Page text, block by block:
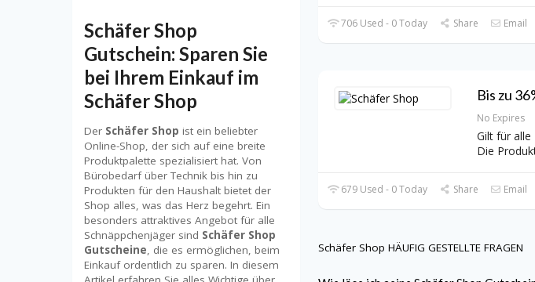
706 Used - 0 Today Share Email
Bis zu
No Expires
Gilt für alle
Die
679 Used - 0 Today Share Email
Schäfer ShopHÄUFIG GESTELLTE FRAGEN
Schäfer Shop
Gutschein: Sparen Sie
bei Ihrem Einkauf im
Schäfer Shop
Der Schäfer Shop ist ein beliebter
Online-Shop, der sich auf eine breite
Produktpalette spezialisiert hat. Von
Bürobedarf über Technik bis hin zu
Produkten für den Haushalt bietet der
Shop alles, was das Herz begehrt. Ein
besonders attraktives Angebot für alle
Schnäppchenjäger sind Schäfer Shop
Gutscheine, die es ermöglichen, beim
Einkauf ordentlich zu sparen. In diesem